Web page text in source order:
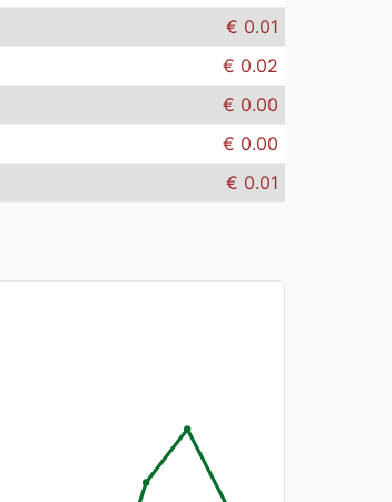
€ 0.01
€ 0.02
€ 0.00
€ 0.00
€ 0.01